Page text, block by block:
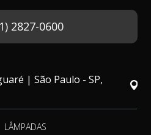
2827-0600
| São Paulo - SP,
LÂMPADAS